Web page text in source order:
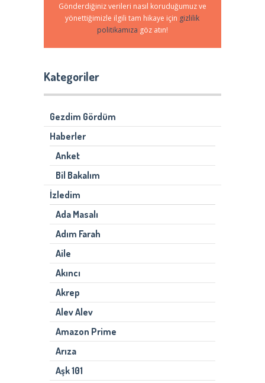
Gönderdiğiniz verileri nasıl koruduğumuz ve
yönettiğimizle ilgili tam hikaye için gizlilik
politikamıza göz atın!
Kategoriler
Gezdim Gördüm
Haberler
Anket
Bil Bakalım
İzledim
Ada Masalı
Adım Farah
Aile
Akıncı
Akrep
Alev Alev
Amazon Prime
Arıza
Aşk 101